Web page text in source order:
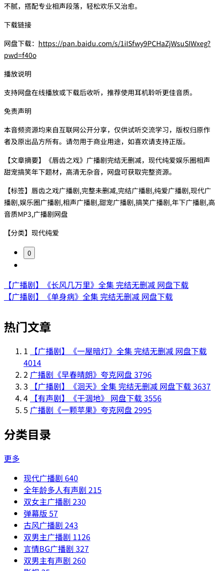
不腻，搭配专业相声段落，轻松欢乐又治愈。
下载链接
网盘下载： https://pan.baidu.com/s/1iISfwy9PCHaZjWsuSIWxeg?
pwd=f40o
播放说明
支持网盘在线播放或下载后收听，推荐使用耳机聆听更佳音质。
免责声明
本音频资源均来自互联网公开分享，仅供试听交流学习，版权归原作
者及原出品方所有。请勿用于商业用途，如喜欢请支持正版。
【文章摘要】《唇齿之戏》广播剧完结无删减，现代纯爱娱乐圈相声
甜宠搞笑年下题材，高清无杂音，网盘可获取完整资源。
【标签】唇齿之戏广播剧,完整未删减,完结广播剧,纯爱广播剧,现代广
播剧,娱乐圈广播剧,相声广播剧,甜宠广播剧,搞笑广播剧,年下广播剧,高
音质MP3,广播剧网盘
【分类】现代纯爱
0
【广播剧】《长风几万里》全集 完结无删减 网盘下载
【广播剧】《单身病》全集 完结无删减 网盘下载
热门文章
1
【广播剧】《一屋暗灯》全集 完结无删减 网盘下载
4014
2 广播剧《早春晴朗》夸克网盘3796
3
【广播剧】《洄天》全集 完结无删减 网盘下载3637
4 【有声剧】《干涸地》 网盘下载3556
5 广播剧《一颗苹果》夸克网盘2995
分类目录
更多
现代广播剧 640
全年龄多人有声剧 215
双女主广播剧 230
弹幕版 57
古风广播剧 243
双男主广播剧 1126
言情BG广播剧 327
双男主有声剧 260